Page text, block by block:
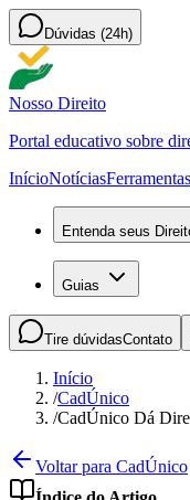
Dúvidas (24h)
Nosso Direito
Portal educativo sobre
InícioNotíciasFerramentas
Entenda seus
Guias
Tire dúvidasContato
Início
/CadÚnico
/CadÚnico Dá
Voltar para CadÚnico